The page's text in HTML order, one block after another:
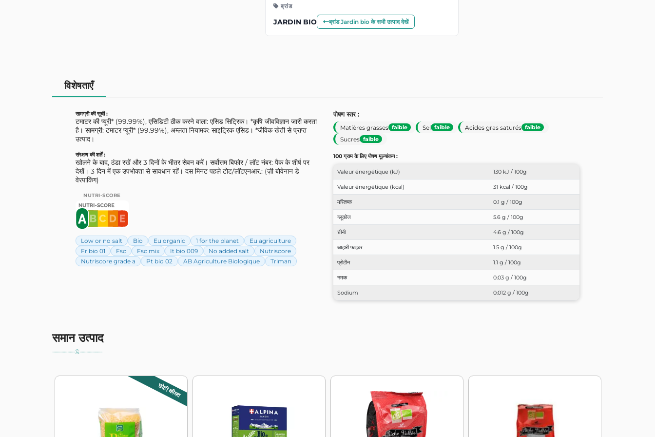
ब्रांड
JARDIN BIO ब्रांड Jardin bio के सभी उत्पाद देखें
विशेषताएँ
सामग्री की सूची :
टमाटर की प्यूरी* (99.99%), एसिडिटी ठीक करने वाला: एसिड सिट्रिक। *कृषि जीवविज्ञान जारी करता
है। सामग्री: टमाटर प्यूरी* (99.99%), अम्लता नियामक: साइट्रिक एसिड। *जैविक खेती से प्राप्त
उत्पाद।
संरक्षण की शर्तें :
खोलने के बाद, ठंडा रखें और 3 दिनों के भीतर सेवन करें। सर्वोत्तम बिफोर / लॉट नंबर: पैक के शीर्ष पर
देखें। 3 दिन में एक उपभोक्ता से सावधान रहें। दस मिनट पहले टोट/लॉटएनआर.: (ज़ी बोवेनान डे
वेरपाकिंग)
NUTRI-SCORE
Low or no salt Bio Eu organic 1 for the planet
Eu agriculture
Fr bio 01
Fsc Fsc mix It bio 009 No added salt
Nutriscore
Nutriscore grade a
Pt bio 02 AB Agriculture Biologique Triman
पोषण स्तर :
Matières grasses faible Sel faible Acides gras saturés faible
Sucres faible
100 ग्राम के लिए पोषण मूल्यांकन :
Valeur énergétique (kJ) 130 kJ / 100g
Valeur énergétique (kcal) 31 kcal / 100g
मस्तिष्क 0.1 g / 100g
ग्लूकोज 5.6 g / 100g
चीनी 4.6 g / 100g
आहारी फाइबर 1.5 g / 100g
प्रोटीन 1.1 g / 100g
नमक 0.03 g / 100g
Sodium 0.012 g / 100g
समान उत्पाद
छोटी कीमत